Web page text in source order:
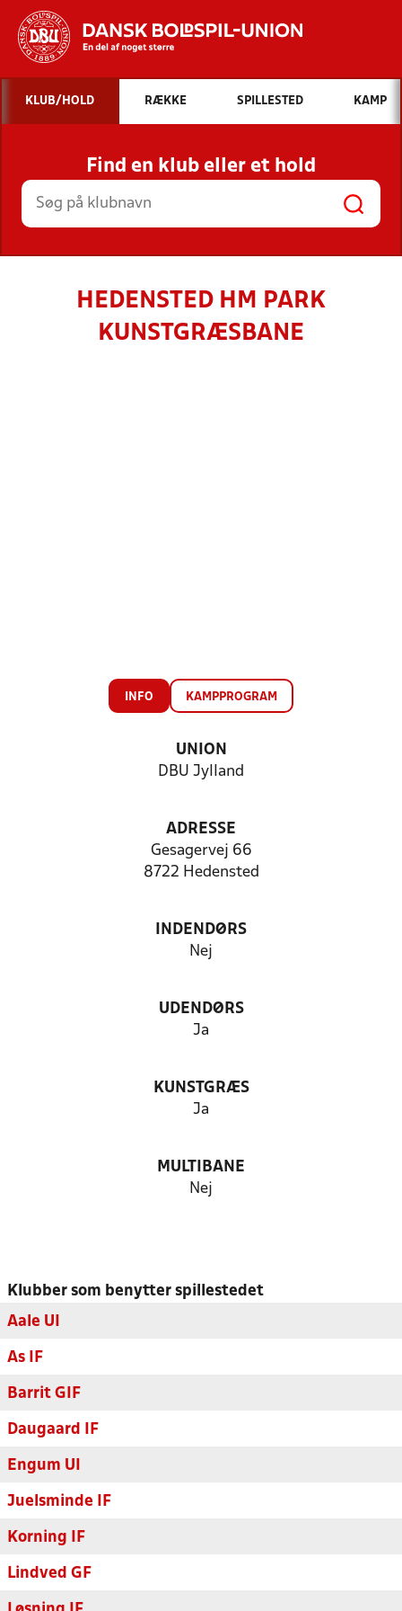
Hvad vil du søge efter?
INDHOLD OG NYHEDER
STILLINGER, RESULTATER, KLUBBER OG
HOLD
KLUB/HOLD RÆKKE SPILLESTED KAMP
Find en klub eller et hold
HEDENSTED HM PARK
KUNSTGRÆSBANE
INFO KAMPPROGRAM
UNION
DBU Jylland
ADRESSE
Gesagervej 66
8722 Hedensted
INDENDØRS
Nej
UDENDØRS
Ja
KUNSTGRÆS
Ja
MULTIBANE
Nej
Klubber som benytter spillestedet
Aale UI
As IF
Barrit GIF
Daugaard IF
Engum UI
Juelsminde IF
Korning IF
Lindved GF